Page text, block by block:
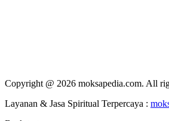
Copyright @ 2026 moksapedia.com. All
Layanan & Jasa Spiritual Terpercaya :